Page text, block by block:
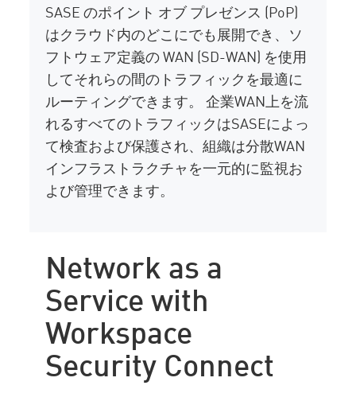
SASE のポイント オブ プレゼンス (PoP)
はクラウド内のどこにでも展開でき、ソ
フトウェア定義の WAN (SD-WAN) を使用
してそれらの間のトラフィックを最適に
ルーティングできます。 企業WAN上を流
れるすべてのトラフィックはSASEによっ
て検査および保護され、組織は分散WAN
インフラストラクチャを一元的に監視お
よび管理できます。
Network as a
Service with
Workspace
Security Connect